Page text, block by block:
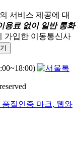
서비스 제공에 대
용료 없이 일반 통화
가입한 이동통신사